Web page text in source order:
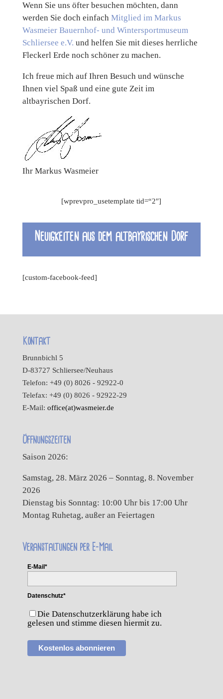
Wenn Sie uns öfter besuchen möchten, dann
werden Sie doch einfach Mitglied im Markus
Wasmeier Bauernhof- und Wintersportmuseum
Schliersee e.V. und helfen Sie mit dieses herrliche
Fleckerl Erde noch schöner zu machen.
Ich freue mich auf Ihren Besuch und wünsche
Ihnen viel Spaß und eine gute Zeit im
altbayrischen Dorf.
Ihr Markus Wasmeier
[wprevpro_usetemplate tid=“2″]
Neuigkeiten aus dem altbayrischen Dorf
[custom-facebook-feed]
Kontakt
Brunnbichl 5
D-83727 Schliersee/Neuhaus
Telefon: +49 (0) 8026 - 92922-0
Telefax: +49 (0) 8026 - 92922-29
E-Mail: office(at)wasmeier.de
Öffnungszeiten
Saison 2026:
Samstag, 28. März 2026 – Sonntag, 8. November
2026
Dienstag bis Sonntag: 10:00 Uhr bis 17:00 Uhr
Montag Ruhetag, außer an Feiertagen
Veranstaltungen per E-Mail
E-Mail*
Datenschutz*
Die Datenschutzerklärung habe ich
gelesen und stimme diesen hiermit zu.
Kostenlos abonnieren